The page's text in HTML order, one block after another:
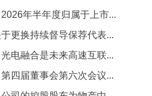
年半年度归属于上市...
更换持续督导保荐代表...
电融合是未来高速互联...
四届董事会第六次会议...